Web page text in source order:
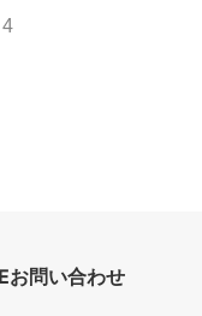
4
お問い合わせ